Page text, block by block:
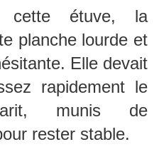
étuve, la
planche lourde et
Elle devait
rapidement le
munis de
rester stable.